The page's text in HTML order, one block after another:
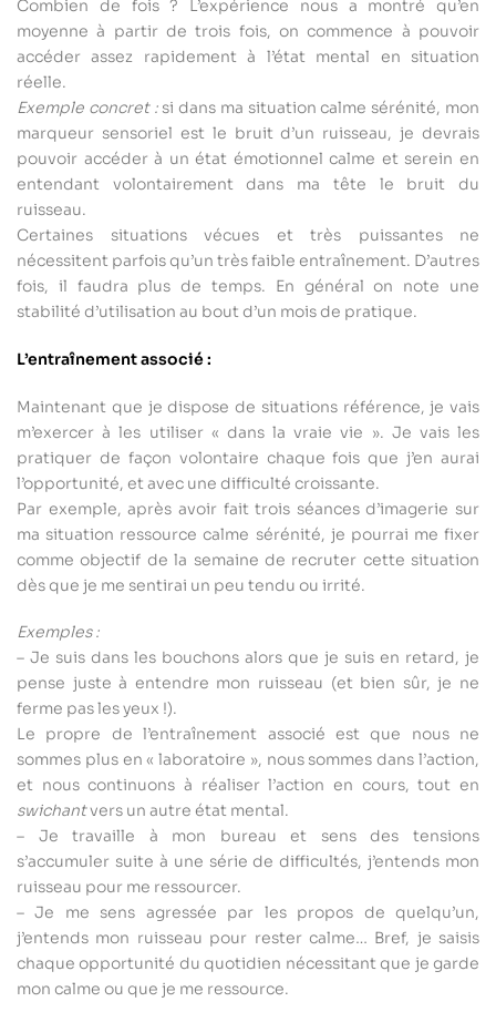
Combien de fois ? L’expérience nous a montré qu’en
moyenne à partir de trois fois, on commence à pouvoir
accéder assez rapidement à l’état mental en situation
réelle.
Exemple concret :si dans ma situation calme sérénité, mon
marqueur sensoriel est le bruit d’un ruisseau, je devrais
pouvoir accéder à un état émotionnel calme et serein en
entendant volontairement dans ma tête le bruit du
ruisseau.
Certaines situations vécues et très puissantes ne
nécessitent parfois qu’un très faible entraînement. D’autres
fois, il faudra plus de temps. En général on note une
stabilité d’utilisation au bout d’un mois de pratique.
L’entraînement associé :
Maintenant que je dispose de situations référence, je vais
m’exercer à les utiliser « dans la vraie vie ». Je vais les
pratiquer de façon volontaire chaque fois que j’en aurai
l’opportunité, et avec une difficulté croissante.
Par exemple, après avoir fait trois séances d’imagerie sur
ma situation ressource calme sérénité, je pourrai me fixer
comme objectif de la semaine de recruter cette situation
dès que je me sentirai un peu tendu ou irrité.
Exemples :
– Je suis dans les bouchons alors que je suis en retard, je
pense juste à entendre mon ruisseau (et bien sûr, je ne
ferme pas les yeux !).
Le propre de l’entraînement associé est que nous ne
sommes plus en « laboratoire », nous sommes dans l’action,
et nous continuons à réaliser l’action en cours, tout en
swichantvers un autre état mental.
– Je travaille à mon bureau et sens des tensions
s’accumuler suite à une série de difficultés, j’entends mon
ruisseau pour me ressourcer.
– Je me sens agressée par les propos de quelqu’un,
j’entends mon ruisseau pour rester calme… Bref, je saisis
chaque opportunité du quotidien nécessitant que je garde
mon calme ou que je me ressource.